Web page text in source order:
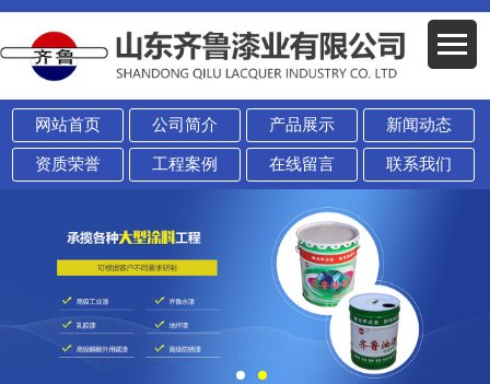
网站首页 公司简介 产品展示 新闻动态
资质荣誉 工程案例 在线留言 联系我们